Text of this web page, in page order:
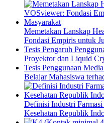
Memetakan Lanskap
Fondasi Empiris untuk
Tesis Pengaruh
Proyektor dan Liquid
Tesis Penggunaan
Belajar Mahasiswa
Definisi Industri
Kesehatan Republik